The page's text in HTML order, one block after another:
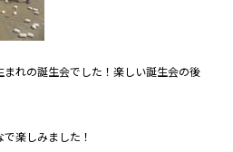
れの誕生会でした！楽しい誕生会の後
楽しみました！